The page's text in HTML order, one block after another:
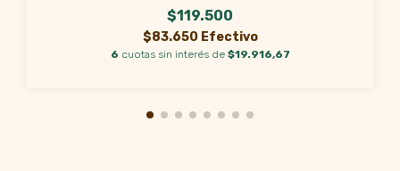
$119.500
$83.650 Efectivo
6 cuotas sin interés de $19.916,67